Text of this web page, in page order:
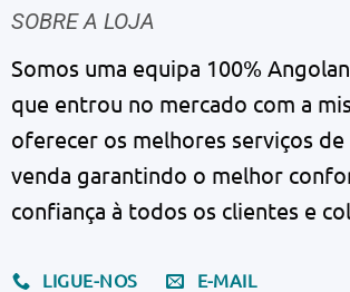
SOBRE A LOJA
Somos uma equipa 100%
que entrou no mercado com a
oferecer os melhores serviços de
venda garantindo o melhor
confiança à todos os clientes e
LIGUE-NOS E-MAIL